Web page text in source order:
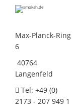
Max-Planck-Ring
6
40764
Langenfeld
Tel: +49 (0)
2173 - 207 949 1